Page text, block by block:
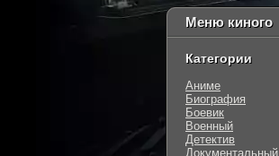
Меню киного
Категории
Аниме
Биография
Боевик
Военный
Детектив
Документальный